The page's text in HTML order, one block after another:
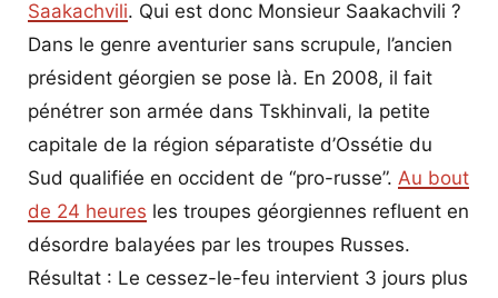
Saakachvili. Qui est donc Monsieur Saakachvili ?
Dans le genre aventurier sans scrupule, l’ancien
président géorgien se pose là. En 2008, il fait
pénétrer son armée dans Tskhinvali, la petite
capitale de la région séparatiste d’Ossétie du
Sud qualifiée en occident de “pro-russe”. Au bout
de 24 heures les troupes géorgiennes refluent en
désordre balayées par les troupes Russes.
Résultat : Le cessez-le-feu intervient 3 jours plus